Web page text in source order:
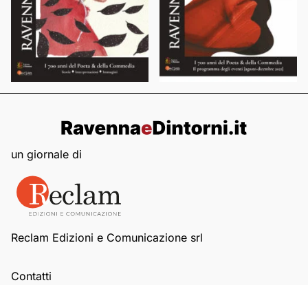
un giornale di
Reclam Edizioni e Comunicazione srl
Contatti